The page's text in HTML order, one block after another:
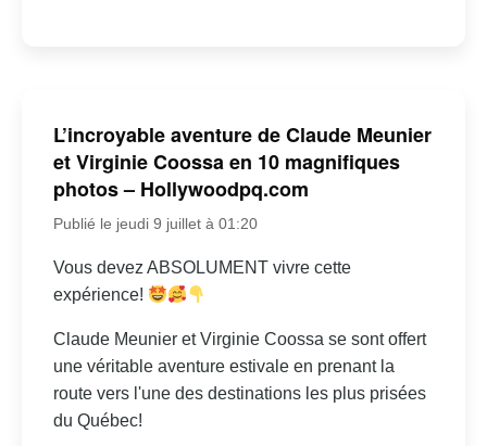
L’incroyable aventure de Claude Meunier
et Virginie Coossa en 10 magnifiques
photos – Hollywoodpq.com
Publié le jeudi 9 juillet à 01:20
Vous devez ABSOLUMENT vivre cette
expérience!
Claude Meunier et Virginie Coossa se sont offert
une véritable aventure estivale en prenant la
route vers l'une des destinations les plus prisées
du Québec!